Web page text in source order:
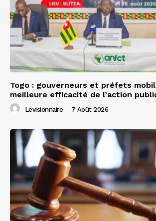
Togo : gouverneurs et préfets
meilleure efficacité de l’action
Levisionnaire - 7 Août 2026